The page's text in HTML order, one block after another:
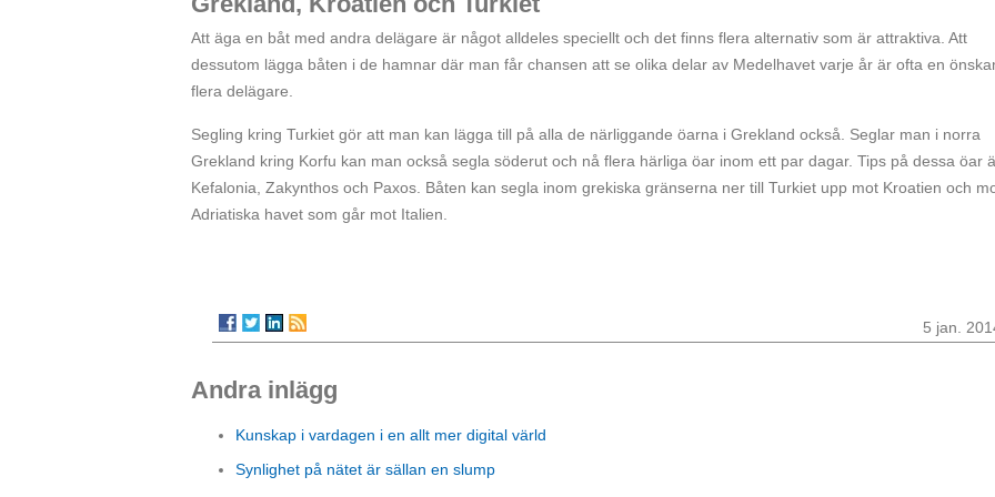
Att äga en båt med andra delägare är något alldeles speciellt och det finns flera alternativ som är attraktiva. Att
dessutom lägga båten i de hamnar där man får chansen att se olika delar av Medelhavet varje år är ofta en
flera delägare.
Segling kring Turkiet gör att man kan lägga till på alla de närliggande öarna i Grekland också. Seglar man i norra
Grekland kring Korfu kan man också segla söderut och nå flera härliga öar inom ett par dagar. Tips på dessa öar
Kefalonia, Zakynthos och Paxos. Båten kan segla inom grekiska gränserna ner till Turkiet upp mot Kroatien och
Adriatiska havet som går mot Italien.
5 jan.
Andra inlägg
Kunskap i vardagen i en allt mer digital värld
Synlighet på nätet är sällan en slump